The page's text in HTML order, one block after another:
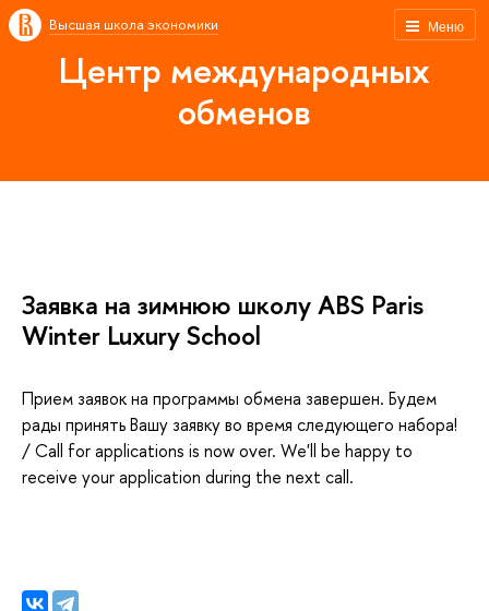
Меню
ысшая школа экономики
Центр международных
обмено
Заявка на зимнюю школу ABS Paris
Winter Luxury School
Прием заявок на программы обмена завершен. Будем
рады принять Вашу заявку во время следующего набора!
/ Call for applications is now over. We'll be happy to
receive your application during the next call.